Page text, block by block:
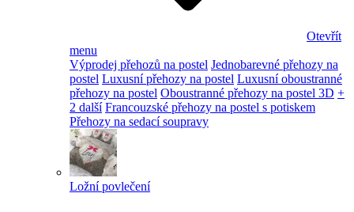
Otevřít
menu
Výprodej přehozů na postel Jednobarevné přehozy na
postel Luxusní přehozy na postel Luxusní oboustranné
přehozy na postel Oboustranné přehozy na postel 3D +
2 další Francouzské přehozy na postel s potiskem
Přehozy na sedací soupravy
Ložní povlečení